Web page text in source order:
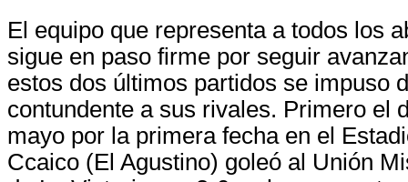
El equipo que representa a todos los
sigue en paso firme por seguir
estos dos últimos partidos se impuso
contundente a sus rivales. Primero el
mayo por la primera fecha en el
Ccaico (El Agustino) goleó al Unión